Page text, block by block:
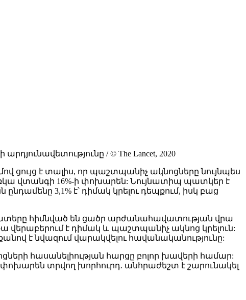
/ © The Lancet, 2020
ցույց է տալիս, որ պաշտպանիչ ակնոցները նույնպես
վտանգի 16%-ի փոխարեն: Նույնատիպ պատկեր է
3,1% է՝ դիմակ կրելու դեպքում, իսկ բաց
հիմնված են ցածր արժանահավատության վրա
վերաբերում է դիմակ և պաշտպանիչ ակնոց կրելուն:
է նվազում վարակվելու հավանականությունը:
հասանելիության հարցը բոլոր խավերի համար:
տրվող խորհուրդ. անհրաժեշտ է շարունակել